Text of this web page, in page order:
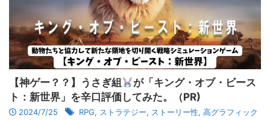
【神ゲー？？】うさぎ組
が「キング・オブ・ビース
ト：新世界」を辛口評価してみた。（PR)
2024/7/25 RPG, ストラテジー, ストーリー性, 高グラフィック